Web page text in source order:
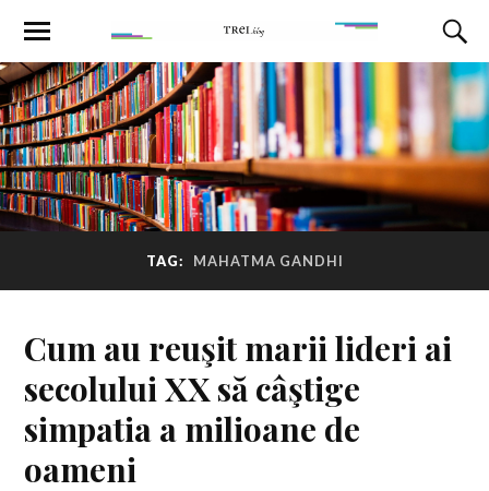
TAG: MAHATMA GANDHI
Cum au reuşit marii lideri ai
secolului XX să câştige
simpatia a milioane de
oameni